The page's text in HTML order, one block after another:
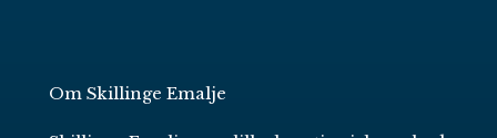
Om Skillinge Emalje